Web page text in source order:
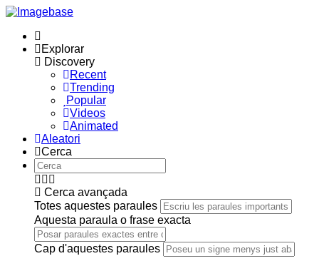
Explorar
Discovery
Recent
Trending
Popular
Videos
Animated
Aleatori
Cerca
Cerca avançada
Totes aquestes paraules
Aquesta paraula o frase exacta
Cap d'aquestes paraules